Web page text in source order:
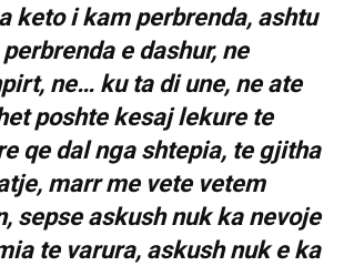
keto i kam perbrenda, ashtu
e dashur, ne
ne… ku ta di une, ne ate
poshte kesaj lekure te
qe dal nga shtepia, te gjitha
marr me vete vetem
sepse askush nuk ka nevoje
te varura, askush nuk e ka